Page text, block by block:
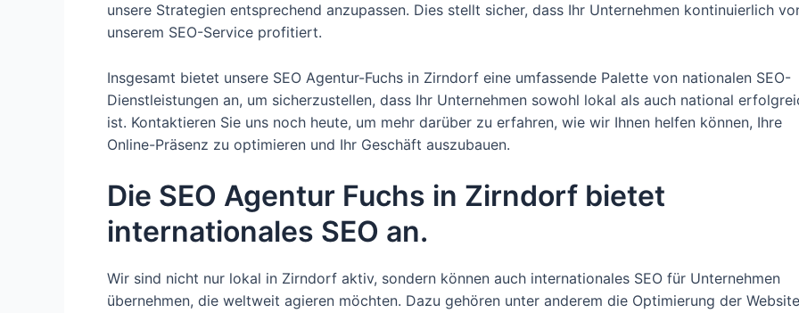
unsere Strategien entsprechend anzupassen. Dies stellt sicher, dass Ihr Unternehmen kontinuierlich
unserem SEO-Service profitiert.
Insgesamt bietet unsere SEO Agentur-Fuchs in Zirndorf eine umfassende Palette von nationalen SEO-
Dienstleistungen an, um sicherzustellen, dass Ihr Unternehmen sowohl lokal als auch national
ist. Kontaktieren Sie uns noch heute, um mehr darüber zu erfahren, wie wir Ihnen helfen können, Ihre
Online-Präsenz zu optimieren und Ihr Geschäft auszubauen.
Die SEO Agentur Fuchs in Zirndorf bietet
internationales SEO an.
Wir sind nicht nur lokal in Zirndorf aktiv, sondern können auch internationales SEO für Unternehmen
übernehmen, die weltweit agieren möchten. Dazu gehören unter anderem die Optimierung der Website